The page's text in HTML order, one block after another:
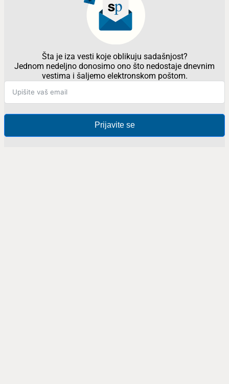
Šta je iza vesti koje oblikuju sadašnjost?
Jednom nedeljno donosimo ono što nedostaje dnevnim
vestima i šaljemo elektronskom poštom.
Prijavite se